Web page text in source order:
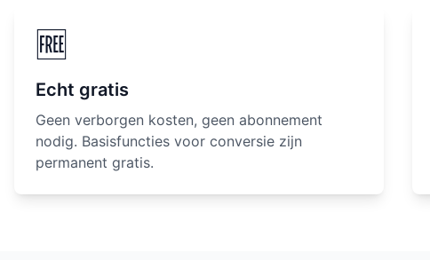
🆓
Echt gratis
Geen verborgen kosten, geen abonnement
nodig. Basisfuncties voor conversie zijn
permanent gratis.